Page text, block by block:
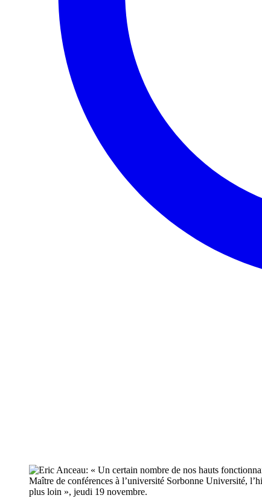
Maître de conférences à l’université Sorbonne Université,
plus loin », jeudi 19 novembre.